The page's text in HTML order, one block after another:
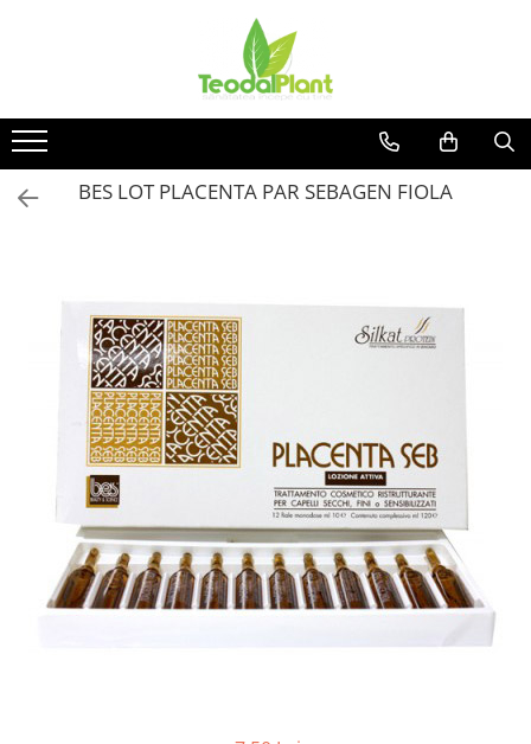
SUPLIMENTE ARTICULATII
ANTIINFLAMATOARE
SUPLIMENTE TONICE
SUPLIMENTE DIABET
SUPLIMENTE DIVERSE
SUPLIMENTE HORMONALE
SUPLIMENTE CARDIO VASCULARE
SUPLIMENTE
HEPATOPROTECTOARE-BILA
SUPLIMENTE MEMORIE SI
CIRCULATIE
SUPLIMENTE POTENȚĂ
BES LOT PLACENTA PAR SEBAGEN FIOLA